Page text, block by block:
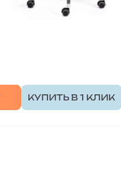
КУПИТЬ В 1 КЛИК